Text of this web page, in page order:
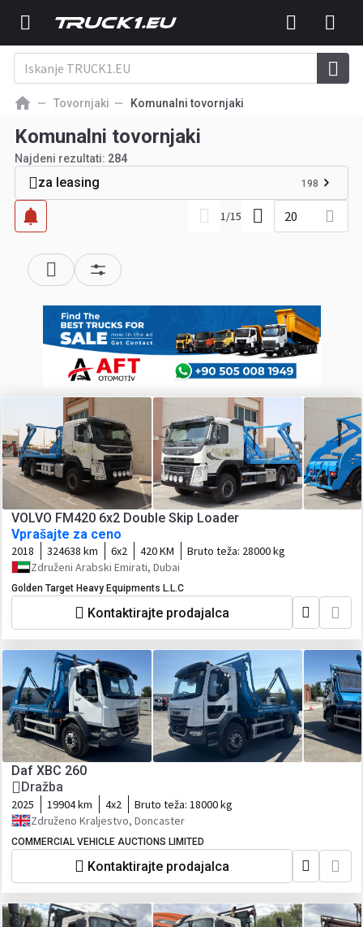
Tovornjaki Komunalni tovornjaki
Komunalni tovornjaki
Najdeni rezultati: 284
za leasing 198
1/15 20
VOLVO FM420 6x2 Double Skip Loader
Vprašajte za ceno
2018 324638 km 6x2 420 KM Bruto teža: 28000 kg
Združeni Arabski Emirati, Dubai
Golden Target Heavy Equipments L.L.C
Kontaktirajte prodajalca
Daf XBC 260
Dražba
2025 19904 km 4x2 Bruto teža: 18000 kg
Združeno Kraljestvo, Doncaster
COMMERCIAL VEHICLE AUCTIONS LIMITED
Kontaktirajte prodajalca